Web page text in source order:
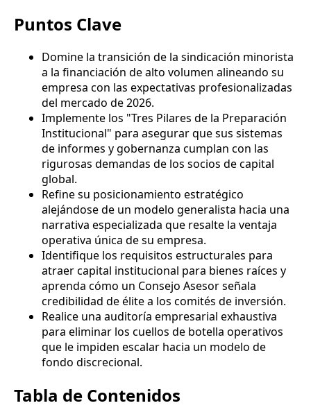
Puntos Clave
Domine la transición de la sindicación minorista
a la financiación de alto volumen alineando su
empresa con las expectativas profesionalizadas
del mercado de 2026.
Implemente los "Tres Pilares de la Preparación
Institucional" para asegurar que sus sistemas
de informes y gobernanza cumplan con las
rigurosas demandas de los socios de capital
global.
Refine su posicionamiento estratégico
alejándose de un modelo generalista hacia una
narrativa especializada que resalte la ventaja
operativa única de su empresa.
Identifique los requisitos estructurales para
atraer capital institucional para bienes raíces y
aprenda cómo un Consejo Asesor señala
credibilidad de élite a los comités de inversión.
Realice una auditoría empresarial exhaustiva
para eliminar los cuellos de botella operativos
que le impiden escalar hacia un modelo de
fondo discrecional.
Tabla de Contenidos